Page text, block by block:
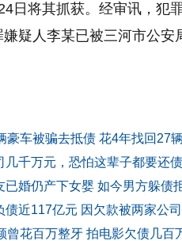
日将其抓获。经审讯，犯
疑人李某已被三河市公安
豪车被骗去抵债 花4年找回27
几千万元，恐怕这辈子都要还
已婚仍产下女婴 如今男方躲债
债近117亿元 因欠款被两家公
曾花百万整牙 拍电影欠债几百